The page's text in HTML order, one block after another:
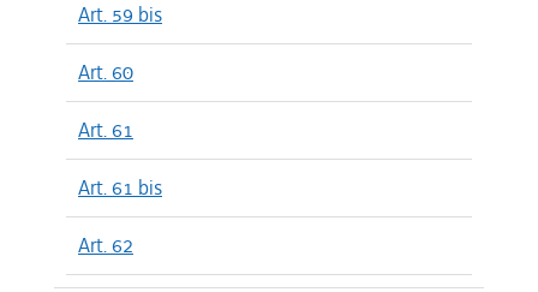
Art. 59 bis
Art. 60
Art. 61
Art. 61 bis
Art. 62